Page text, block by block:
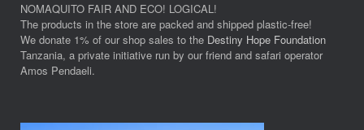
NOMAQUITO FAIR AND ECO! LOGICAL!
The products in the store are packed and shipped plastic-free!
We donate 1% of our shop sales to the Destiny Hope Foundation
Tanzania, a private initiative run by our friend and safari operator
Amos Pendaeli.